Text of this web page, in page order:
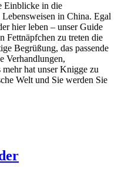
Einblicke in die
in China. Egal
hier leben – unser Guide
Fettnäpfchen zu treten die
Begrüßung, das passende
Verhandlungen,
hat unser Knigge zu
Welt und Sie werden Sie